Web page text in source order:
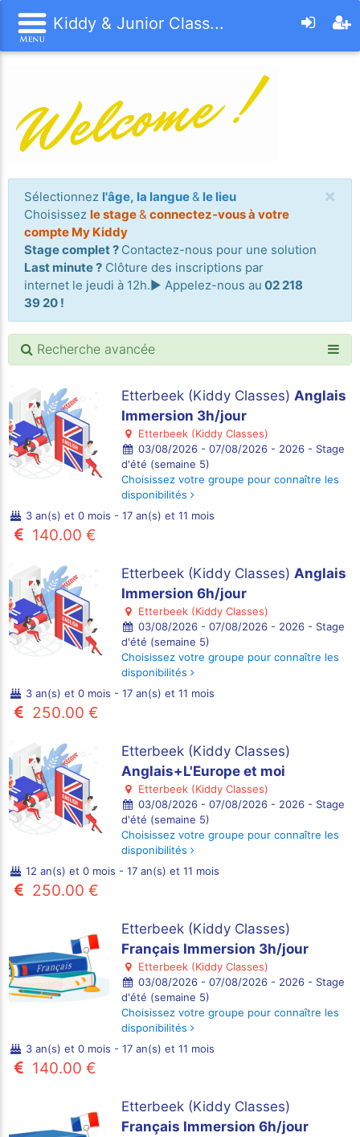
Kiddy & Junior Class...
×
Sélectionnez l'âge, la langue& le lieu
Choisissez le stage& connectez-vous à votre
compte My Kiddy
Stage complet ? Contactez-nous pour une solution
Last minute ?Clôture des inscriptions par
internet le jeudi à 12h.► Appelez-nous au 02 218
39 20 !
Recherche avancée
Etterbeek (Kiddy Classes) Anglais
Immersion 3h/jour
Etterbeek (Kiddy Classes)
03/08/2026 - 07/08/2026 - 2026 - Stage
d'été (semaine 5)
Choisissez votre groupe pour connaître les
disponibilités
3 an(s) et 0 mois - 17 an(s) et 11 mois
140.00 €
Etterbeek (Kiddy Classes) Anglais
Immersion 6h/jour
Etterbeek (Kiddy Classes)
03/08/2026 - 07/08/2026 - 2026 - Stage
d'été (semaine 5)
Choisissez votre groupe pour connaître les
disponibilités
3 an(s) et 0 mois - 17 an(s) et 11 mois
250.00 €
Etterbeek (Kiddy Classes)
Anglais+L'Europe et moi
Etterbeek (Kiddy Classes)
03/08/2026 - 07/08/2026 - 2026 - Stage
d'été (semaine 5)
Choisissez votre groupe pour connaître les
disponibilités
12 an(s) et 0 mois - 17 an(s) et 11 mois
250.00 €
Etterbeek (Kiddy Classes)
Français Immersion 3h/jour
Etterbeek (Kiddy Classes)
03/08/2026 - 07/08/2026 - 2026 - Stage
d'été (semaine 5)
Choisissez votre groupe pour connaître les
disponibilités
3 an(s) et 0 mois - 17 an(s) et 11 mois
140.00 €
Etterbeek (Kiddy Classes)
Français Immersion 6h/jour